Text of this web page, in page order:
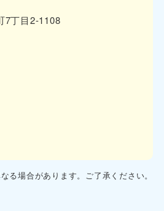
7丁目2-1108
る場合があります。ご了承ください。